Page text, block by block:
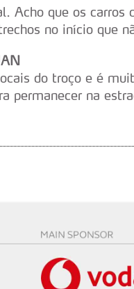
de cookies do site.
Acho que os
no início que
do troço e é
permanecer na